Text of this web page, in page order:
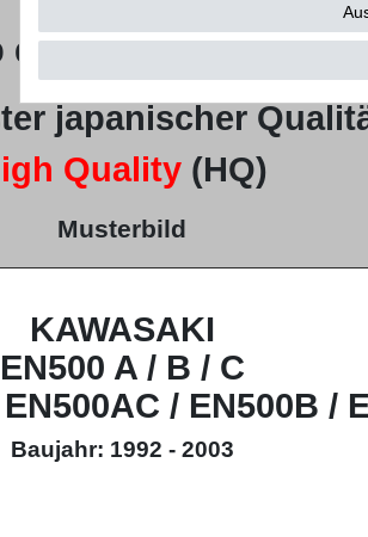
durchTourmax / SUN
japanischer
Quality (HQ)
Musterbild
KAWASAKI
EN500 A / B / C
/ EN500B /
Baujahr: 1992 - 2003